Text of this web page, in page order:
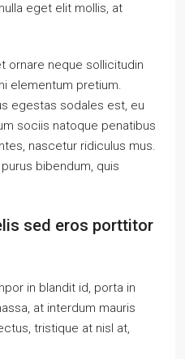
eget elit mollis, at
ornare neque sollicitudin
elementum pretium.
egestas sodales est, eu
sociis natoque penatibus
nascetur ridiculus mus.
bibendum, quis
sed eros porttitor
in blandit id, porta in
at interdum mauris
tristique at nisl at,